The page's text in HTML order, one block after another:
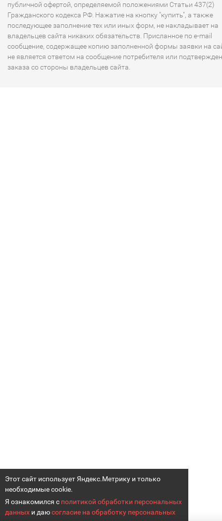
Этот сайт использует Яндекс.Метрику и только
необходимые cookie.
Я ознакомился с политикой обработки персональных
данных и даюсогласие на обработку персональных
публичной офертой, определяемой положениями Статьи 437(2)
Гражданского кодекса РФ. Нажатие на кнопку "купить", а также
последующее заполнение тех или иных форм, не накладывает на
владельцев сайта никаких обязательств. Присланное по e-mail
сообщение, содержащее копию заполненной формы заявки на
не является ответом на сообщение потребителя или
заказа со стороны владельцев сайта.